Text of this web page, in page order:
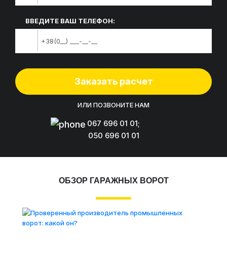
ВВЕДИТЕ ВАШ ТЕЛЕФОН:
ИЛИ ПОЗВОНИТЕ НАМ
067 696 01 01;
050 696 01 01
ОБЗОР ГАРАЖНЫХ ВОРОТ